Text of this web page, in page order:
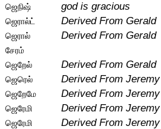
ஜெநிஷ்
god is gracious
ஜெரால்ட்
Derived From Gerald
ஜெரால்
Derived From Gerald
சேரம்
ஜெறேல்
Derived From Gerald
ஜெரெல்
Derived From Jeremy
ஜெறேமே
Derived From Jeremy
ஜெரேமி
Derived From Jeremy
ஜெரேமி
Derived From Jeremy